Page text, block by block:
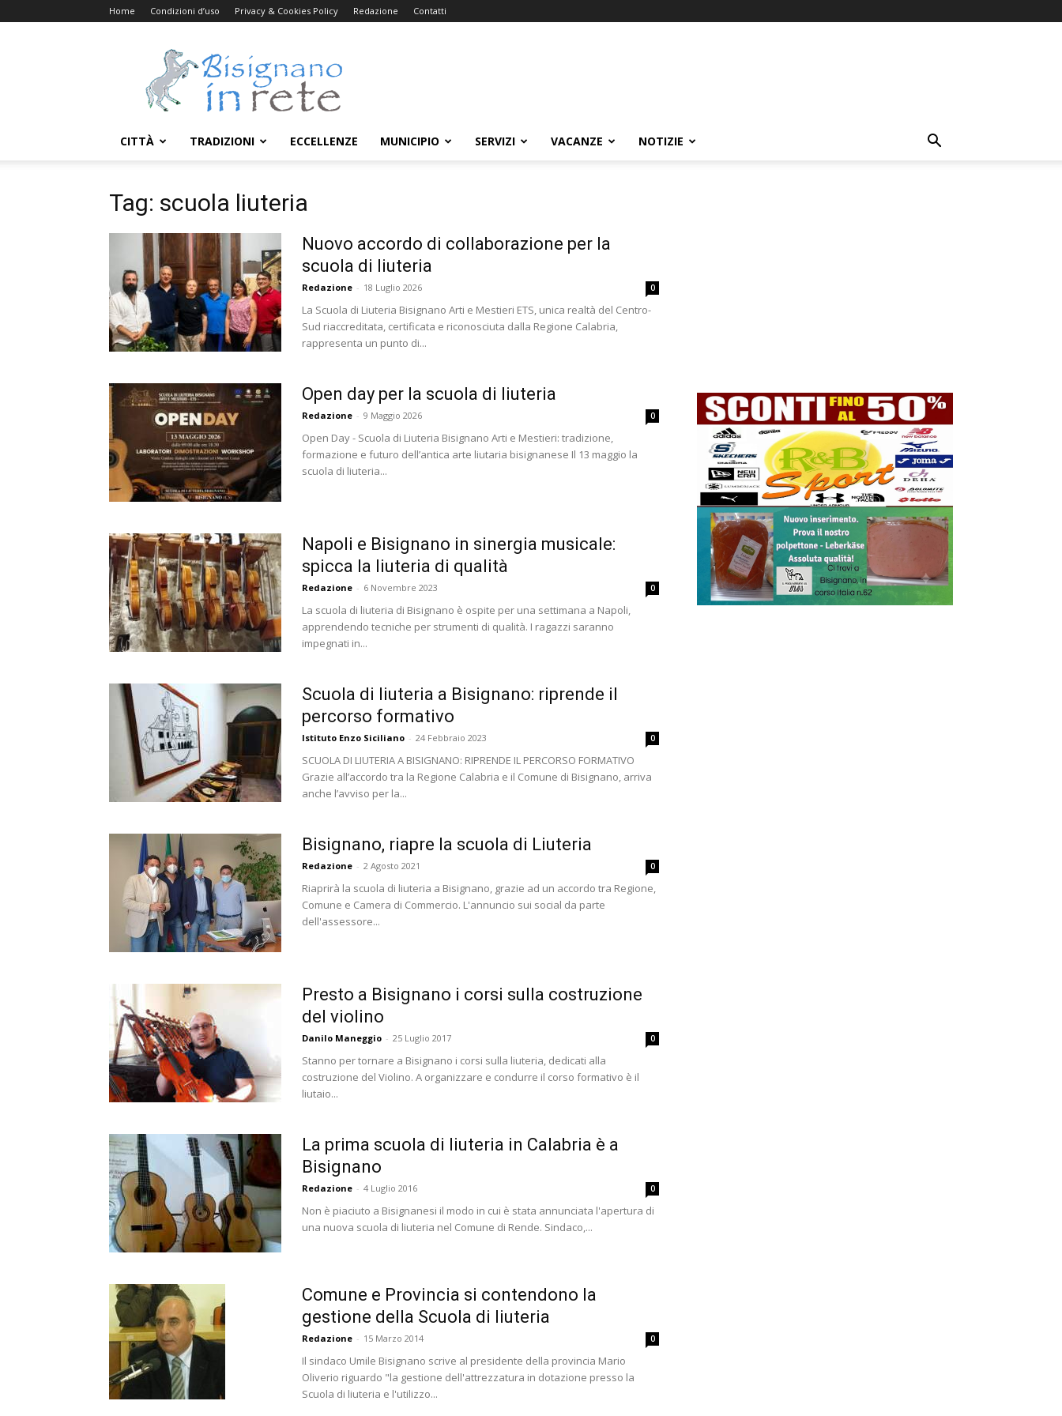
Home Condizioni d’uso Privacy & Cookies Policy Redazione Contatti
Bisignanoinrete.com
CITTÀ TRADIZIONI ECCELLENZE MUNICIPIO SERVIZI VACANZE NOTIZIE
Tag: scuola liuteria
Nuovo accordo di collaborazione per la
scuola di liuteria
Redazione - 18 Luglio 2026 0
La Scuola di Liuteria Bisignano Arti e Mestieri ETS, unica realtà del Centro-
Sud riaccreditata, certificata e riconosciuta dalla Regione Calabria,
rappresenta un punto di...
Open day per la scuola di liuteria
Redazione - 9 Maggio 2026 0
Open Day - Scuola di Liuteria Bisignano Arti e Mestieri: tradizione,
formazione e futuro dell’antica arte liutaria bisignanese Il 13 maggio la
scuola di liuteria...
Napoli e Bisignano in sinergia musicale:
spicca la liuteria di qualità
Redazione - 6 Novembre 2023 0
La scuola di liuteria di Bisignano è ospite per una settimana a Napoli,
apprendendo tecniche per strumenti di qualità. I ragazzi saranno
impegnati in...
Scuola di liuteria a Bisignano: riprende il
percorso formativo
Istituto Enzo Siciliano - 24 Febbraio 2023 0
SCUOLA DI LIUTERIA A BISIGNANO: RIPRENDE IL PERCORSO FORMATIVO
Grazie all’accordo tra la Regione Calabria e il Comune di Bisignano, arriva
anche l’avviso per la...
Bisignano, riapre la scuola di Liuteria
Redazione - 2 Agosto 2021 0
Riaprirà la scuola di liuteria a Bisignano, grazie ad un accordo tra Regione,
Comune e Camera di Commercio. L'annuncio sui social da parte
dell'assessore...
Presto a Bisignano i corsi sulla costruzione
del violino
Danilo Maneggio - 25 Luglio 2017 0
Stanno per tornare a Bisignano i corsi sulla liuteria, dedicati alla
costruzione del Violino. A organizzare e condurre il corso formativo è il
liutaio...
La prima scuola di liuteria in Calabria è a
Bisignano
Redazione - 4 Luglio 2016 0
Non è piaciuto a Bisignanesi il modo in cui è stata annunciata l'apertura di
una nuova scuola di liuteria nel Comune di Rende. Sindaco,...
Comune e Provincia si contendono la
gestione della Scuola di liuteria
Redazione - 15 Marzo 2014 0
Il sindaco Umile Bisignano scrive al presidente della provincia Mario
Oliverio riguardo "la gestione dell'attrezzatura in dotazione presso la
Scuola di liuteria e l'utilizzo...